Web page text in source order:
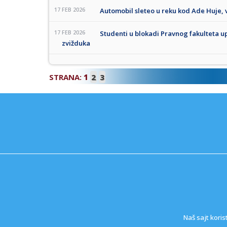
Naš sajt
17 FEB 2026 Automobil sleteo u reku kod Ade Huje,
17 FEB 2026
Studenti u blokadi Pravnog fakulteta
zvižduka
STRANA: 1 2 3